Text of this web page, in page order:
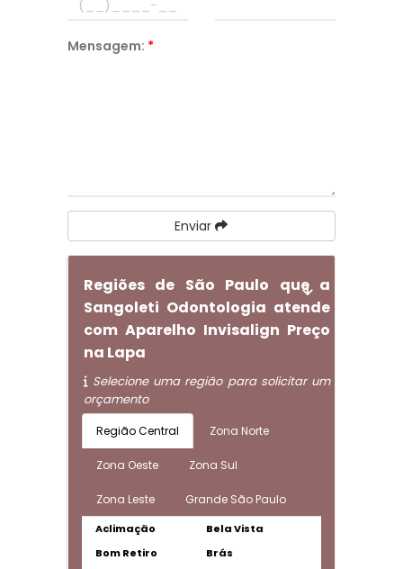
Mensagem: *
Enviar
Regiões de São Paulo que a
Sangoleti Odontologia atende
com Aparelho Invisalign Preço
na Lapa
Selecione uma região para solicitar um
orçamento
Região Central Zona Norte
Zona Oeste Zona Sul
Zona Leste Grande São Paulo
Aclimação
Bela Vista
Bom Retiro
Brás